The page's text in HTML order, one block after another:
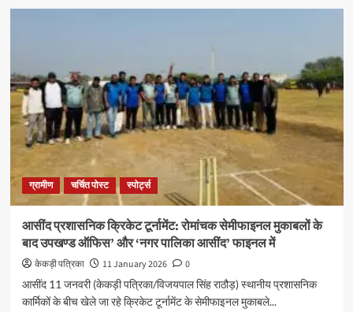
ग्रामीण चर्चित पोस्ट स्पोर्ट्स
आसींद प्रशासनिक क्रिकेट टूर्नामेंट: रोमांचक सेमीफाइनल मुकाबलों के
बाद उपखण्ड ऑफिस’ और ‘नगर पालिका आसींद’ फाइनल में
केकड़ी पत्रिका 11 January 2026
0
आसींद 11 जनवरी (केकड़ी पत्रिका/विजयपाल सिंह राठौड़) स्थानीय प्रशासनिक
कार्मिकों के बीच खेले जा रहे क्रिकेट टूर्नामेंट के सेमीफाइनल मुकाबले...